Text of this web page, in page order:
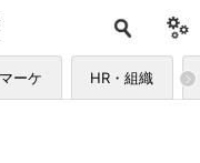
マーケ HR・組織